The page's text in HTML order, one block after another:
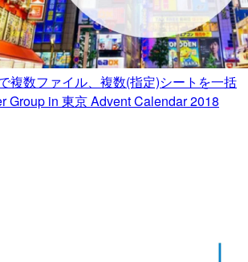
複数ファイル、複数(指定)シートを一括
Group in 東京 Advent Calendar 2018